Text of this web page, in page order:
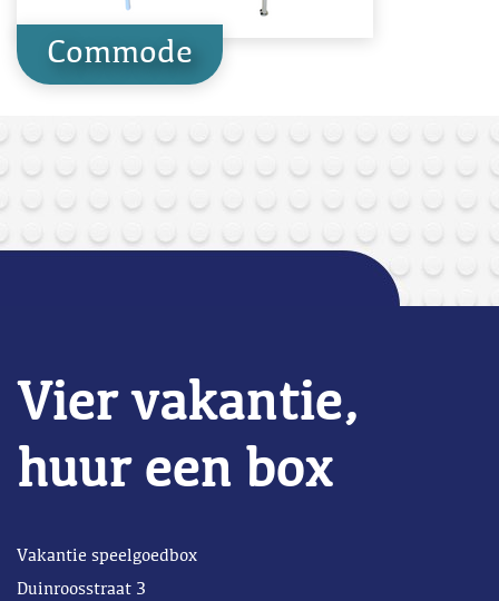
Commode
Vier vakantie,
huur een box
Vakantie speelgoedbox
Duinroosstraat 3